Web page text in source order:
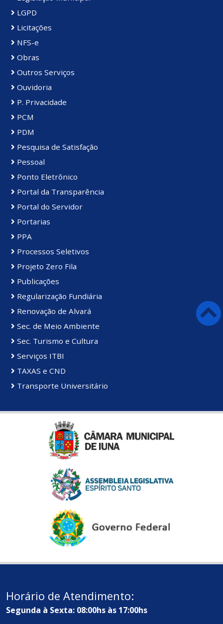
LGPD
Licitações
NFS-e
Obras
Outros Serviços
Ouvidoria
P. Privacidade
PCM
PDM
Pesquisa de Satisfação
Pessoal
Ponto Eletrônico
Portal da Transparência
Portal do Servidor
Portarias
PPA
Processos Seletivos
Projeto Zero Fila
Publicações
Regularização Fundiária
Renovação de Alvará
Sec. de Meio Ambiente
Sec. Turismo e Cultura
Serviços ITBI
TAXAS e CND
Transporte Universitário
Horário de Atendimento:
Segunda à Sexta: 08:00hs às 17:00hs